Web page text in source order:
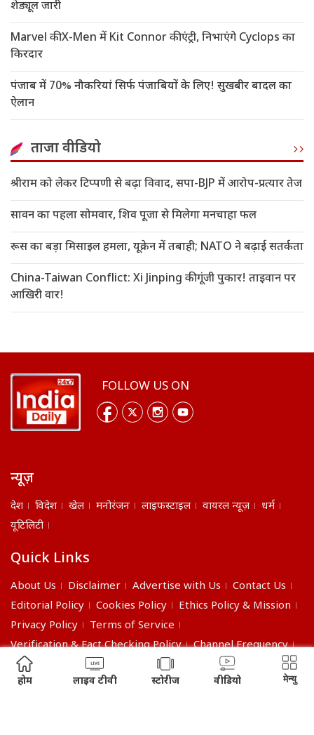
शेड्यूल जारी
Marvel की X-Men में Kit Connor की एंट्री, निभाएंगे Cyclops का
किरदार
पंजाब में 70% नौकरियां सिर्फ पंजाबियों के लिए! सुखबीर बादल का
ऐलान
ताजा वीडियो
श्रीराम को लेकर टिप्पणी से बढ़ा विवाद, सपा-BJP में आरोप-प्रत्यार तेज
सावन का पहला सोमवार, शिव पूजा से मिलेगा मनचाहा फल
रूस का बड़ा मिसाइल हमला, यूक्रेन में तबाही; NATO ने बढ़ाई सतर्कता
China-Taiwan Conflict: Xi Jinping की गूंजी पुकार! ताइवान पर
आखिरी वार!
FOLLOW US ON
न्यूज़
देश विदेश खेल मनोरंजन लाइफस्टाइल वायरल न्यूज़
धर्म
यूटिलिटी
Quick Links
About Us Disclaimer Advertise with Us
Contact Us
Editorial Policy
Cookies Policy
Ethics Policy & Mission
Privacy Policy
Terms of Service
Verification & Fact Checking Policy
Channel Frequency
©2026 India Daily. All right reserved.
होम लाइव टीवी स्टोरीज वीडियो मेन्यु